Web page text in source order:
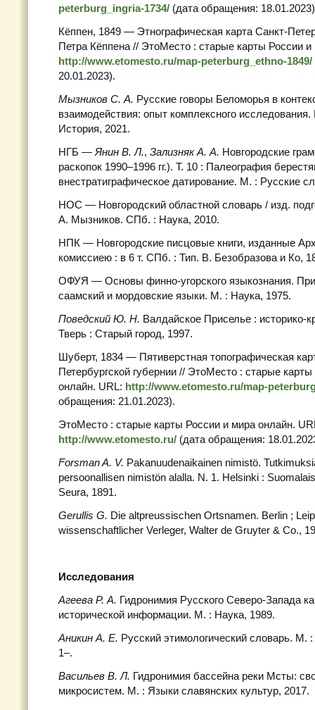
peterburg_ingria-1734/ (дата обращения:
Кёппен, 1849 — Этнографическая карта Санкт-
Петра Кёппена // ЭтоМесто : старые карты России
http://www.etomesto.ru/map-peterburg_ethno-1849/
20.01.2023).
Мызников С. А. Русские говоры Беломорья в
взаимодействия: опыт комплексного
История, 2021.
НГБ — Янин В. Л., Зализняк А. А. Новгородские
раскопок 1990–1996 гг.). Т. 10 : Палеография
внестратиграфическое датирование. М. : Русские
НОС — Новгородский областной словарь / изд.
А. Мызников. СПб. : Наука, 2010.
НПК — Новгородские писцовые книги, изданные
комиссиею : в 6 т. СПб. : Тип. В. Безобразова и Ко,
ОФУЯ — Основы финно-угорского языкознания.
саамский и мордовские языки. М. : Наука, 1975.
Поведский Ю. Н. Валдайское Приселье : историко-
Тверь : Старый город, 1997.
Шуберт, 1834 — Пятиверстная топографическая
Петербургской губернии // ЭтоМесто : старые
онлайн. URL: http://www.etomesto.ru/map-
обращения: 21.01.2023).
ЭтоМесто : старые карты России и мира онлайн.
http://www.etomesto.ru/ (дата обращения:
Forsman A. V. Pakanuudenaikainen nimistö.
persoonallisen nimistön alalla. N. 1. Helsinki :
Seura, 1891.
Gerullis G. Die altpreussischen Ortsnamen. Berlin ;
wissenschaftlicher Verleger, Walter de Gruyter & Co.,
Исследования
Агеева Р. А. Гидронимия Русского Северо-Запада
исторической информации. М. : Наука, 1989.
Аникин А. Е. Русский этимологический словарь. М.
1–.
Васильев В. Л. Гидронимия бассейна реки Мсты:
микросистем. М. : Языки славянских культур, 2017.